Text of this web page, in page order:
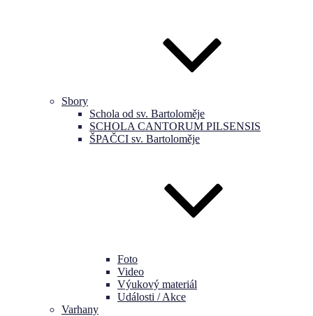
Sbory
Schola od sv. Bartoloměje
SCHOLA CANTORUM PILSENSIS
ŠPAČCI sv. Bartoloměje
Foto
Video
Výukový materiál
Události / Akce
Varhany